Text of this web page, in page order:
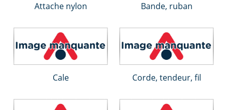
Attache nylon Bande, ruban
Cale Corde, tendeur, fil